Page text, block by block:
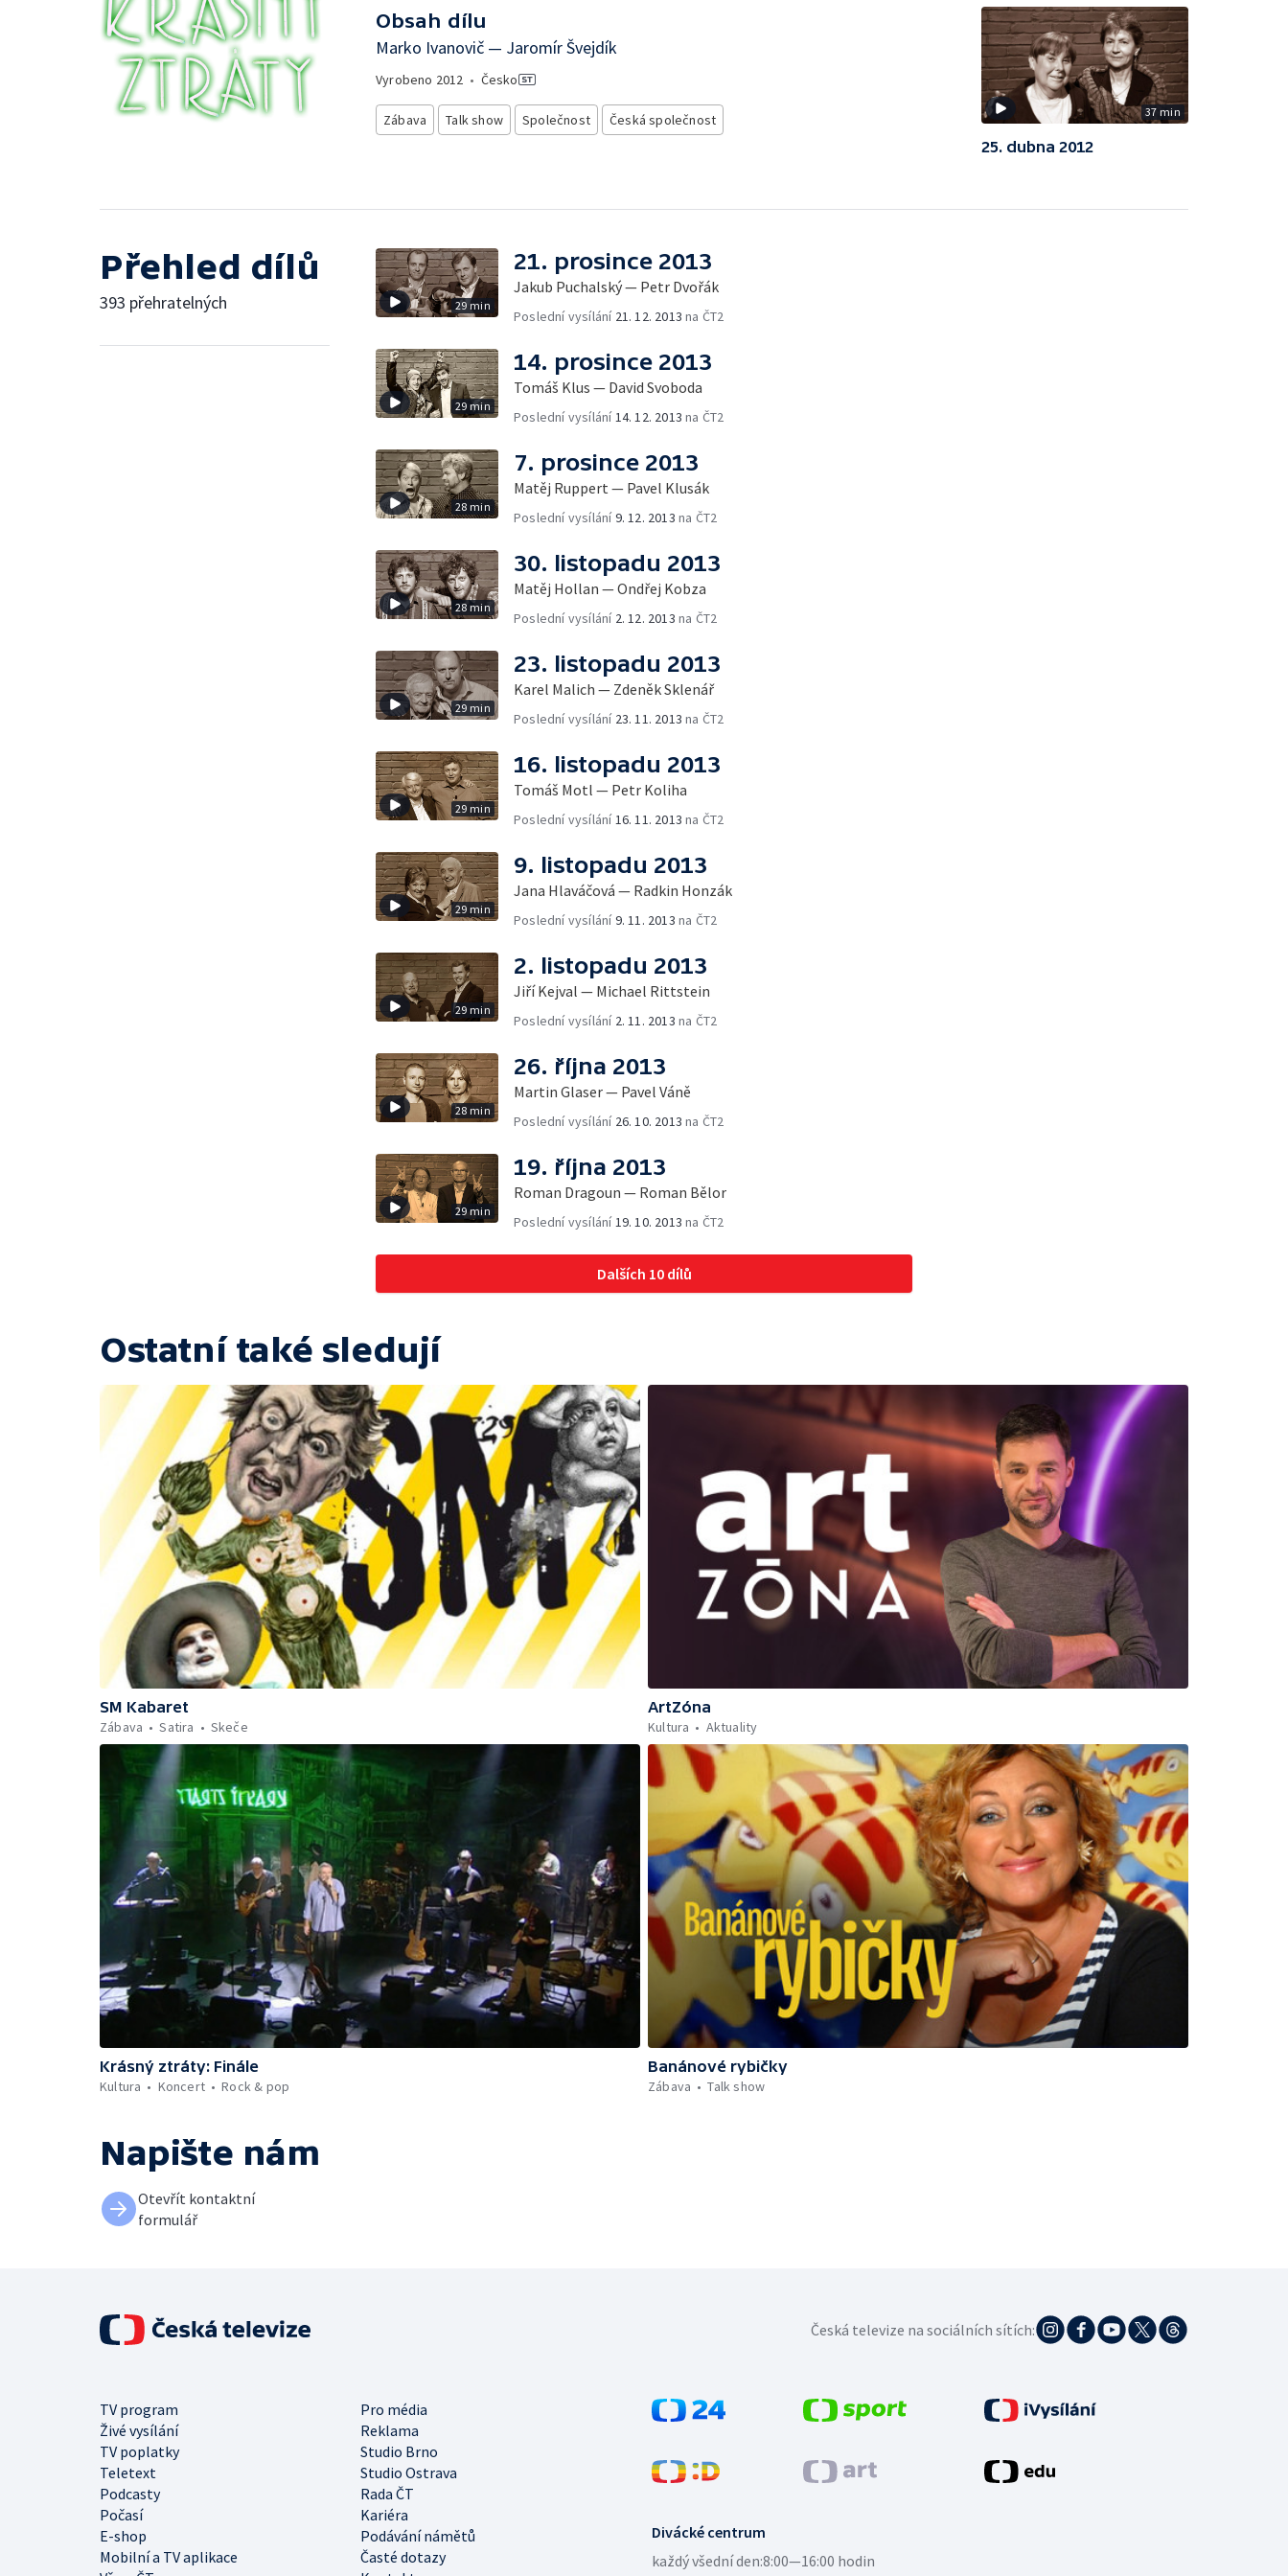
Obsah dílu
Marko Ivanovič — Jaromír Švejdík
Vyrobeno 2012 • Česko
Zábava Talk show Společnost Česká společnost 37 min
25. dubna 2012
Přehled dílů
393 přehratelných 29 min
21. prosince 2013
Jakub Puchalský — Petr Dvořák
Poslední vysílání 21. 12. 2013 na ČT2
29 min
14. prosince 2013
Tomáš Klus — David Svoboda
Poslední vysílání 14. 12. 2013 na ČT2
28 min
7. prosince 2013
Matěj Ruppert — Pavel Klusák
Poslední vysílání9. 12. 2013 na ČT2
28 min
30. listopadu 2013
Matěj Hollan — Ondřej Kobza
Poslední vysílání 2. 12. 2013 na ČT2
29 min
23. listopadu 2013
Karel Malich — Zdeněk Sklenář
Poslední vysílání 23. 11. 2013 na ČT2
29 min
16. listopadu 2013
Tomáš Motl — Petr Koliha
Poslední vysílání 16. 11. 2013 na ČT2
29 min
9. listopadu 2013
Jana Hlaváčová — Radkin Honzák
Poslední vysílání9. 11. 2013 na ČT2
29 min
2. listopadu 2013
Jiří Kejval — Michael Rittstein
Poslední vysílání 2. 11. 2013 na ČT2
28 min
26. října 2013
Martin Glaser — Pavel Váně
Poslední vysílání 26. 10. 2013 na ČT2
29 min
19. října 2013
Roman Dragoun — Roman Bělor
Poslední vysílání 19. 10. 2013 na ČT2
Dalších 10 dílů
Ostatní také sledují
SM Kabaret
Zábava
Satira Skeče
ArtZóna
Kultura
Aktuality
Krásný ztráty: Finále
Kultura
Koncert Rock & pop
Banánové rybičky
Zábava
Talk show
Napište nám
Otevřít kontaktní
formulář
Divácké centrum
každý všední den:8:00—16:00 hodin
TV program
Pro média
Živé vysílání
Reklama
TV poplatky
Studio Brno
Teletext
Studio Ostrava
Podcasty
Rada ČT
Počasí
Kariéra
E-shop
Podávání námětů
Mobilní a TV aplikace
Časté dotazy
Česká televize na sociálních sítích: